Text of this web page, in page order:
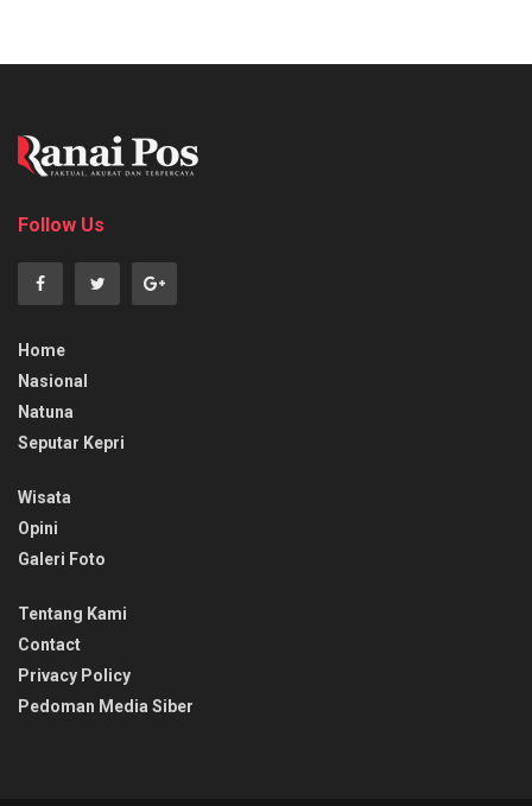
Follow Us
Home
Nasional
Natuna
Seputar Kepri
Wisata
Opini
Galeri Foto
Tentang Kami
Contact
Privacy Policy
Pedoman Media Siber